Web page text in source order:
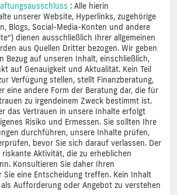
: Alle hierin
unserer Website, Hyperlinks, zugehörige
Blogs, Social-Media-Konten und andere
dienen ausschließlich Ihrer allgemeinen
aus Quellen Dritter bezogen. Wir geben
Bezug auf unseren Inhalt, einschließlich,
auf Genauigkeit und Aktualität. Kein Teil
Verfügung stellen, stellt Finanzberatung,
eine andere Form der Beratung dar, die für
zu irgendeinem Zweck bestimmt ist.
das Vertrauen in unsere Inhalte erfolgt
Risiko und Ermessen. Sie sollten Ihre
durchführen, unsere Inhalte prüfen,
bevor Sie sich darauf verlassen. Der
Aktivität, die zu erheblichen
Konsultieren Sie daher Ihren
Sie eine Entscheidung treffen. Kein Inhalt
Aufforderung oder Angebot zu verstehen